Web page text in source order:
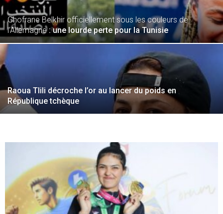
Ghofrane Belkhir officiellement sous les couleurs de
l’Allemagne: une lourde perte pour la Tunisie
Raoua Tlili décroche l’or au lancer du poids en
République tchèque